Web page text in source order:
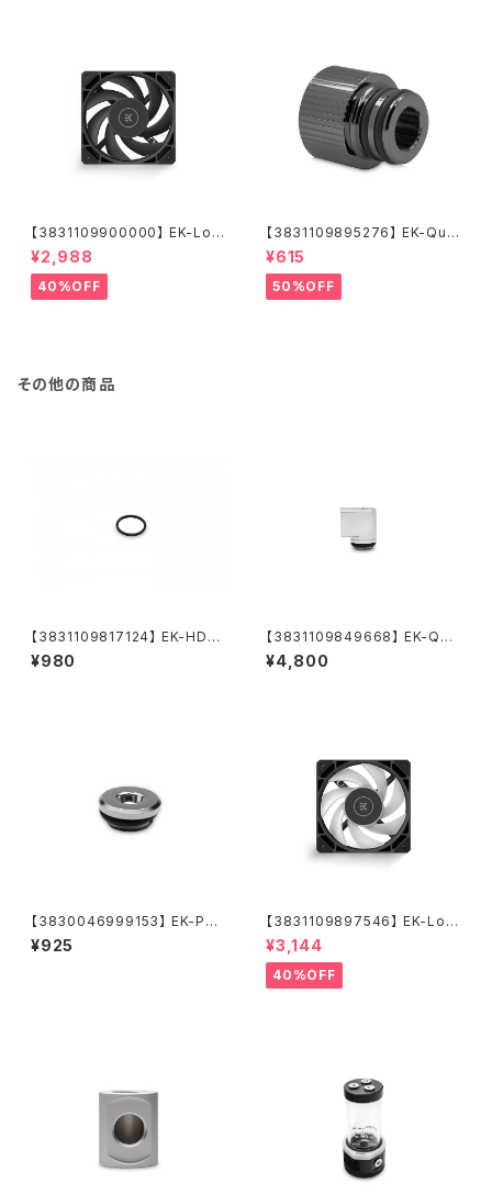
【3831109900000】 EK-Loo
p Fan FPT 120 - Black (550
-2300rpm)
¥2,988
40%OFF
【3831109895276】 EK-Qua
ntum Torque Push-In Adap
ter M 14 - Black Nickel
¥615
50%OFF
その他の商品
【3831109817124】 EK-HDC
Fitting 16mm O-Ring (6pc
s)
¥980
【3831109849668】 EK-Qua
ntum Torque Micro Rotary
90° - Nickel
¥4,800
【3830046999153】 EK-PLU
G G1/4
¥925
【3831109897546】 EK-Loo
p Fan FPT 120 D-RGB - Bla
ck (550-2300rpm)
¥3,144
40%OFF